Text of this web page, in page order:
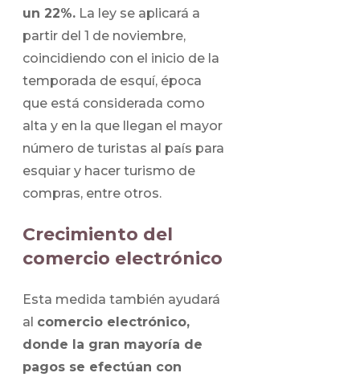
un 22%. La ley se aplicará a
partir del 1 de noviembre,
coincidiendo con el inicio de la
temporada de esquí, época
que está considerada como
alta y en la que llegan el mayor
número de turistas al país para
esquiar y hacer turismo de
compras, entre otros.
Crecimiento del
comercio electrónico
Esta medida también ayudará
al comercio electrónico,
donde la gran mayoría de
pagos se efectúan con